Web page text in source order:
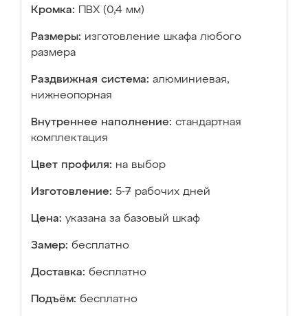
Кромка: ПВХ (0,4 мм)
Размеры: изготовление шкафа любого
размера
Раздвижная система: алюминиевая,
нижнеопорная
Внутреннее наполнение: стандартная
комплектация
Цвет профиля: на выбор
Изготовление: 5-7 рабочих дней
Цена: указана за базовый шкаф
Замер: бесплатно
Доставка: бесплатно
Подъём: бесплатно